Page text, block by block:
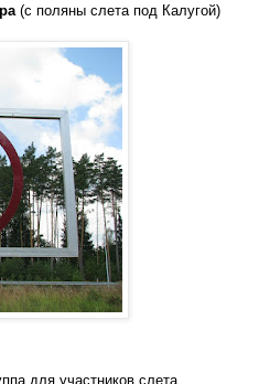
(с поляны слета под Калугой)
для участников слета